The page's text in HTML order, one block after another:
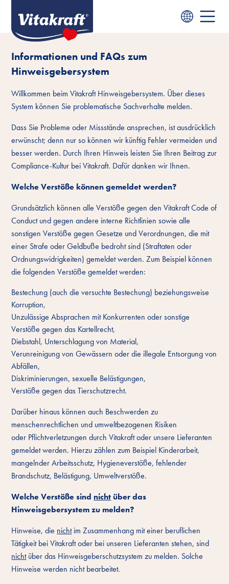
Informationen und FAQs zum
Hinweisgebersystem
Willkommen beim Vitakraft Hinweisgebersystem. Über dieses
System können Sie problematische Sachverhalte melden.
Dass Sie Probleme oder Missstände ansprechen, ist ausdrücklich
erwünscht; denn nur so können wir künftig Fehler vermeiden und
besser werden. Durch Ihren Hinweis leisten Sie Ihren Beitrag zur
Compliance-Kultur bei Vitakraft. Dafür danken wir Ihnen.
Welche Verstöße können gemeldet werden?
Grundsätzlich können alle Verstöße gegen den Vitakraft Code of
Conduct und gegen andere interne Richtlinien sowie alle
sonstigen Verstöße gegen Gesetze und Verordnungen, die mit
einer Strafe oder Geldbuße bedroht sind (Straftaten oder
Ordnungswidrigkeiten) gemeldet werden. Zum Beispiel können
die folgenden Verstöße gemeldet werden:
Bestechung (auch die versuchte Bestechung) beziehungsweise
Korruption,
Unzulässige Absprachen mit Konkurrenten oder sonstige
Verstöße gegen das Kartellrecht,
Diebstahl, Unterschlagung von Material,
Verunreinigung von Gewässern oder die illegale Entsorgung von
Abfällen,
Diskriminierungen, sexuelle Belästigungen,
Verstöße gegen das Tierschutzrecht.
Darüber hinaus können auch Beschwerden zu
menschenrechtlichen und umweltbezogenen Risiken
oder Pflichtverletzungen durch Vitakraft oder unsere Lieferanten
gemeldet werden. Hierzu zählen zum Beispiel Kinderarbeit,
mangelnder Arbeitsschutz, Hygieneverstöße, fehlender
Brandschutz, Belästigung, Umweltverstöße.
Welche Verstöße sindnichtüber das
Hinweisgebersystem zu melden?
Hinweise, die nichtim Zusammenhang mit einer beruflichen
Tätigkeit bei Vitakraft oder bei unseren Lieferanten stehen, sind
nichtüber das Hinweisgeberschutzsystem zu melden. Solche
Hinweise werden nicht bearbeitet.